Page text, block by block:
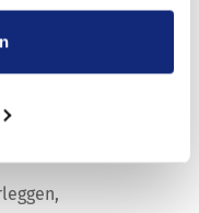
van Meride van
aan, wat